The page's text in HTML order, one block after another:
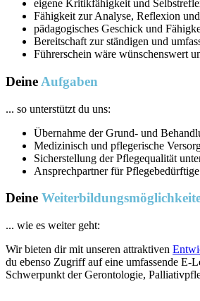
eigene Kritikfähigkeit und
Fähigkeit zur Analyse, Reflexion
pädagogisches Geschick und
Bereitschaft zur ständigen und
Führerschein wäre wünschenswert
Deine Aufgaben
... so unterstützt du uns:
Übernahme der Grund- und
Medizinisch und pflegerische
Sicherstellung der Pflegequalität
Ansprechpartner für
Deine
... wie es weiter geht:
Wir bieten dir mit unseren attraktiven
du ebenso Zugriff auf eine umfassende E-
Schwerpunkt der Gerontologie,